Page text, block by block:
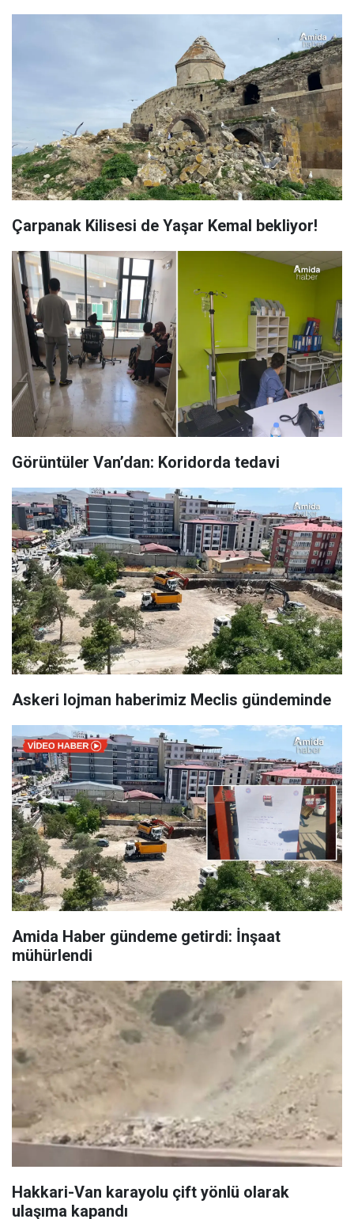
Çarpanak Kilisesi de Yaşar Kemal bekliyor!
Görüntüler Van’dan: Koridorda tedavi
Askeri lojman haberimiz Meclis gündeminde
Amida Haber gündeme getirdi: İnşaat
mühürlendi
Hakkari-Van karayolu çift yönlü olarak
ulaşıma kapandı